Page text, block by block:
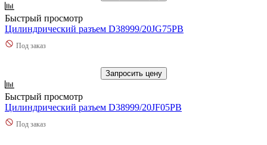
Быстрый просмотр
Цилиндрический разъем D38999/20JG75PB
Под заказ
Запросить цену
Быстрый просмотр
Цилиндрический разъем D38999/20JF05PB
Под заказ